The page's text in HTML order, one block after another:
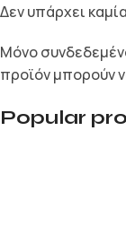
Δεν υπάρχει
Μόνο
προϊόν μπορούν
Popular